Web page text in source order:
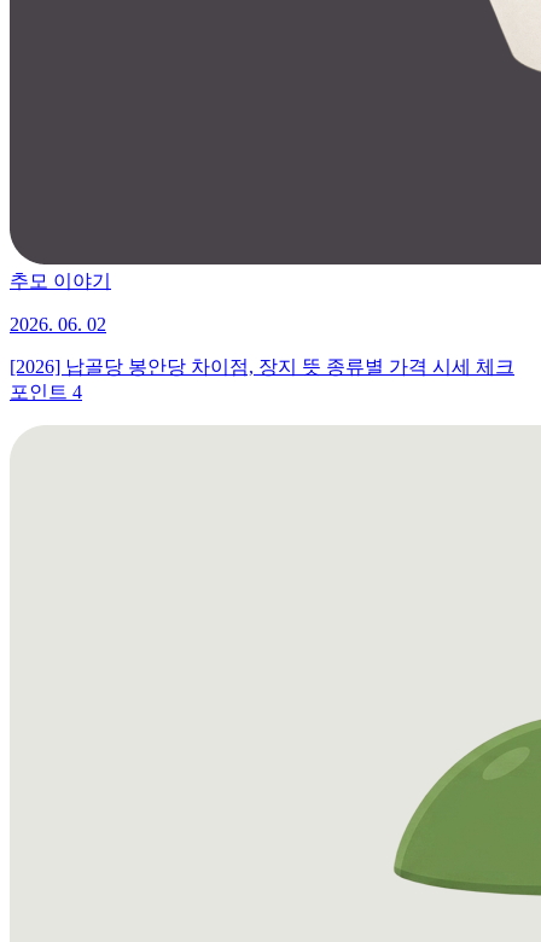
추모 이야기
2026. 06. 02
[2026] 납골당 봉안당 차이점, 장지 뜻 종류별 가격 시세 체크
포인트 4